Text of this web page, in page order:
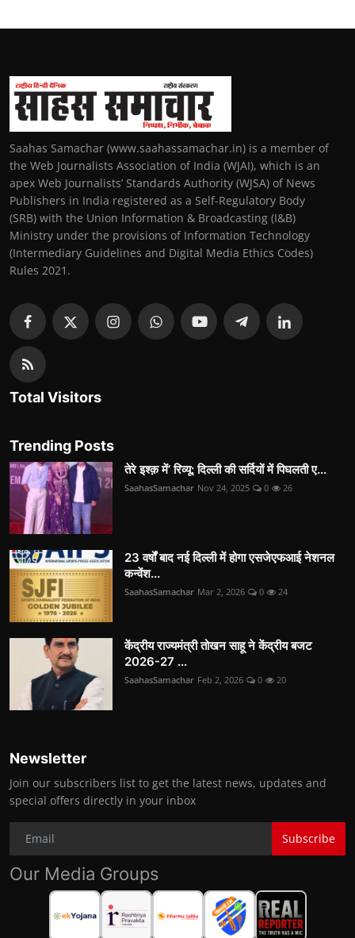
Saahas Samachar (www.saahassamachar.in) is a member of
the Web Journalists Association of India (WJAI), which is an
apex Web Journalists’ Standards Authority (WJSA) of News
Publishers in India registered as a Self-Regulatory Body
(SRB) with the Union Information & Broadcasting (I&B)
Ministry under the provisions of Information Technology
(Intermediary Guidelines and Digital Media Ethics Codes)
Rules 2021.
Total Visitors
Trending Posts
तेरे इश्क़ में’ रिव्यू: दिल्ली की सर्दियों में पिघलती ए...
SaahasSamachar Nov 24, 2025 0 26
23 वर्षों बाद नई दिल्ली में होगा एसजेएफआई नेशनल
कन्वेंश...
SaahasSamachar Mar 2, 2026 0 24
केंद्रीय राज्यमंत्री तोखन साहू ने केंद्रीय बजट
2026-27 ...
SaahasSamachar Feb 2, 2026 0 20
Newsletter
Join our subscribers list to get the latest news, updates and
special offers directly in your inbox
Subscribe
Our Media Groups